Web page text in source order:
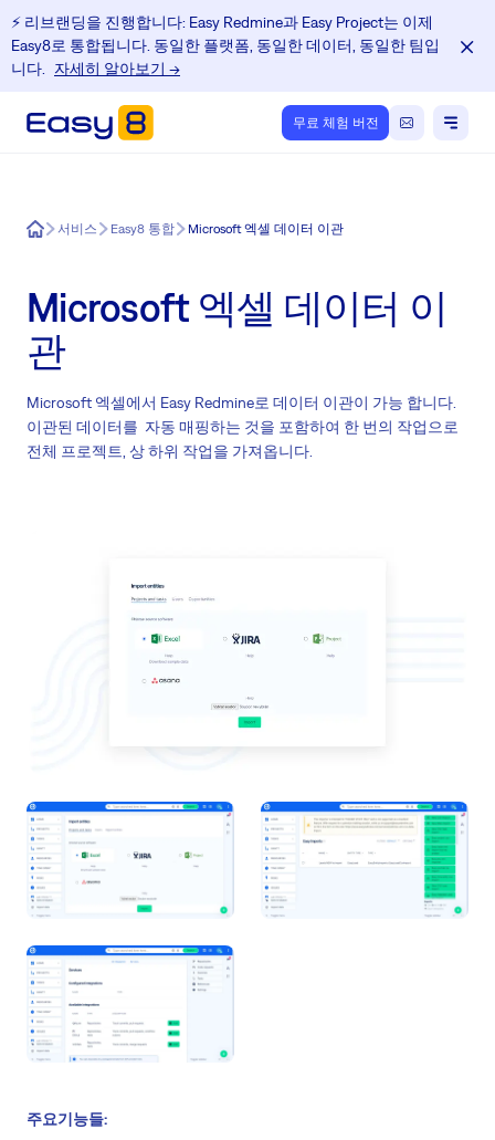
⚡️ 리브랜딩을 진행합니다: Easy Redmine과 Easy Project는 이제
Easy8로 통합됩니다. 동일한 플랫폼, 동일한 데이터, 동일한 팀입
니다.
자세히 알아보기 →
무료 체험 버전
Easy8서비스 Easy8 통합 Microsoft 엑셀 데이터 이관
Microsoft 엑셀 데이터 이
관
Microsoft 엑셀에서 Easy Redmine로 데이터 이관이 가능 합니다.
이관된 데이터를 자동 매핑하는 것을 포함하여 한 번의 작업으로
전체 프로젝트, 상 하위 작업을 가져옵니다.
주요기능들: